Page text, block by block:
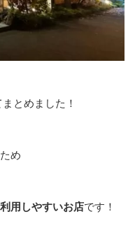
とめました！
め
用しやすいお店です！